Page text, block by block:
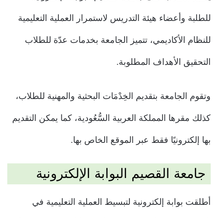
للطلبة وأعضاء هيئة التدريس لاستمرار العملية التعليمية
للنظام الأكاديمي، تتميز الجامعة بخدمات عدّة للطلاب
التحقيق الأهداف المطلوبة.
وتقوم الجامعة بتقديم الخِدْمَات البحثية والمهنية للطلاب،
كذلك مقرها المملكة العربية السُّعُودية، كما يمكن التقديم
بها إلكترونيًا فقط عبر الموقع الخاص بها.
جامعة القصيم البوابة الإلكترونية
أطلقت بوابة إلكترونية لتبسيط العملية التعليمية في